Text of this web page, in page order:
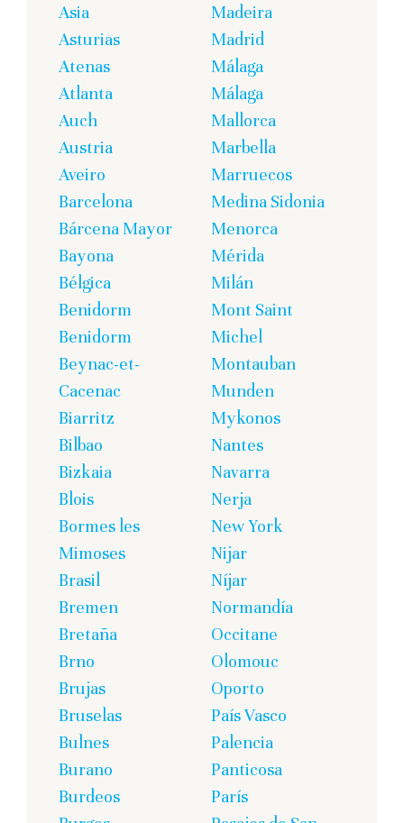
Asia
Asturias
Atenas
Atlanta
Auch
Austria
Aveiro
Barcelona
Bárcena Mayor
Bayona
Bélgica
Benidorm
Benidorm
Beynac-et-
Cacenac
Biarritz
Bilbao
Bizkaia
Blois
Bormes les
Mimoses
Brasil
Bremen
Bretaña
Brno
Brujas
Bruselas
Bulnes
Burano
Burdeos
Madeira
Madrid
Málaga
Málaga
Mallorca
Marbella
Marruecos
Medina Sidonia
Menorca
Mérida
Milán
Mont Saint
Michel
Montauban
Munden
Mykonos
Nantes
Navarra
Nerja
New York
Nijar
Níjar
Normandía
Occitane
Olomouc
Oporto
País Vasco
Palencia
Panticosa
París